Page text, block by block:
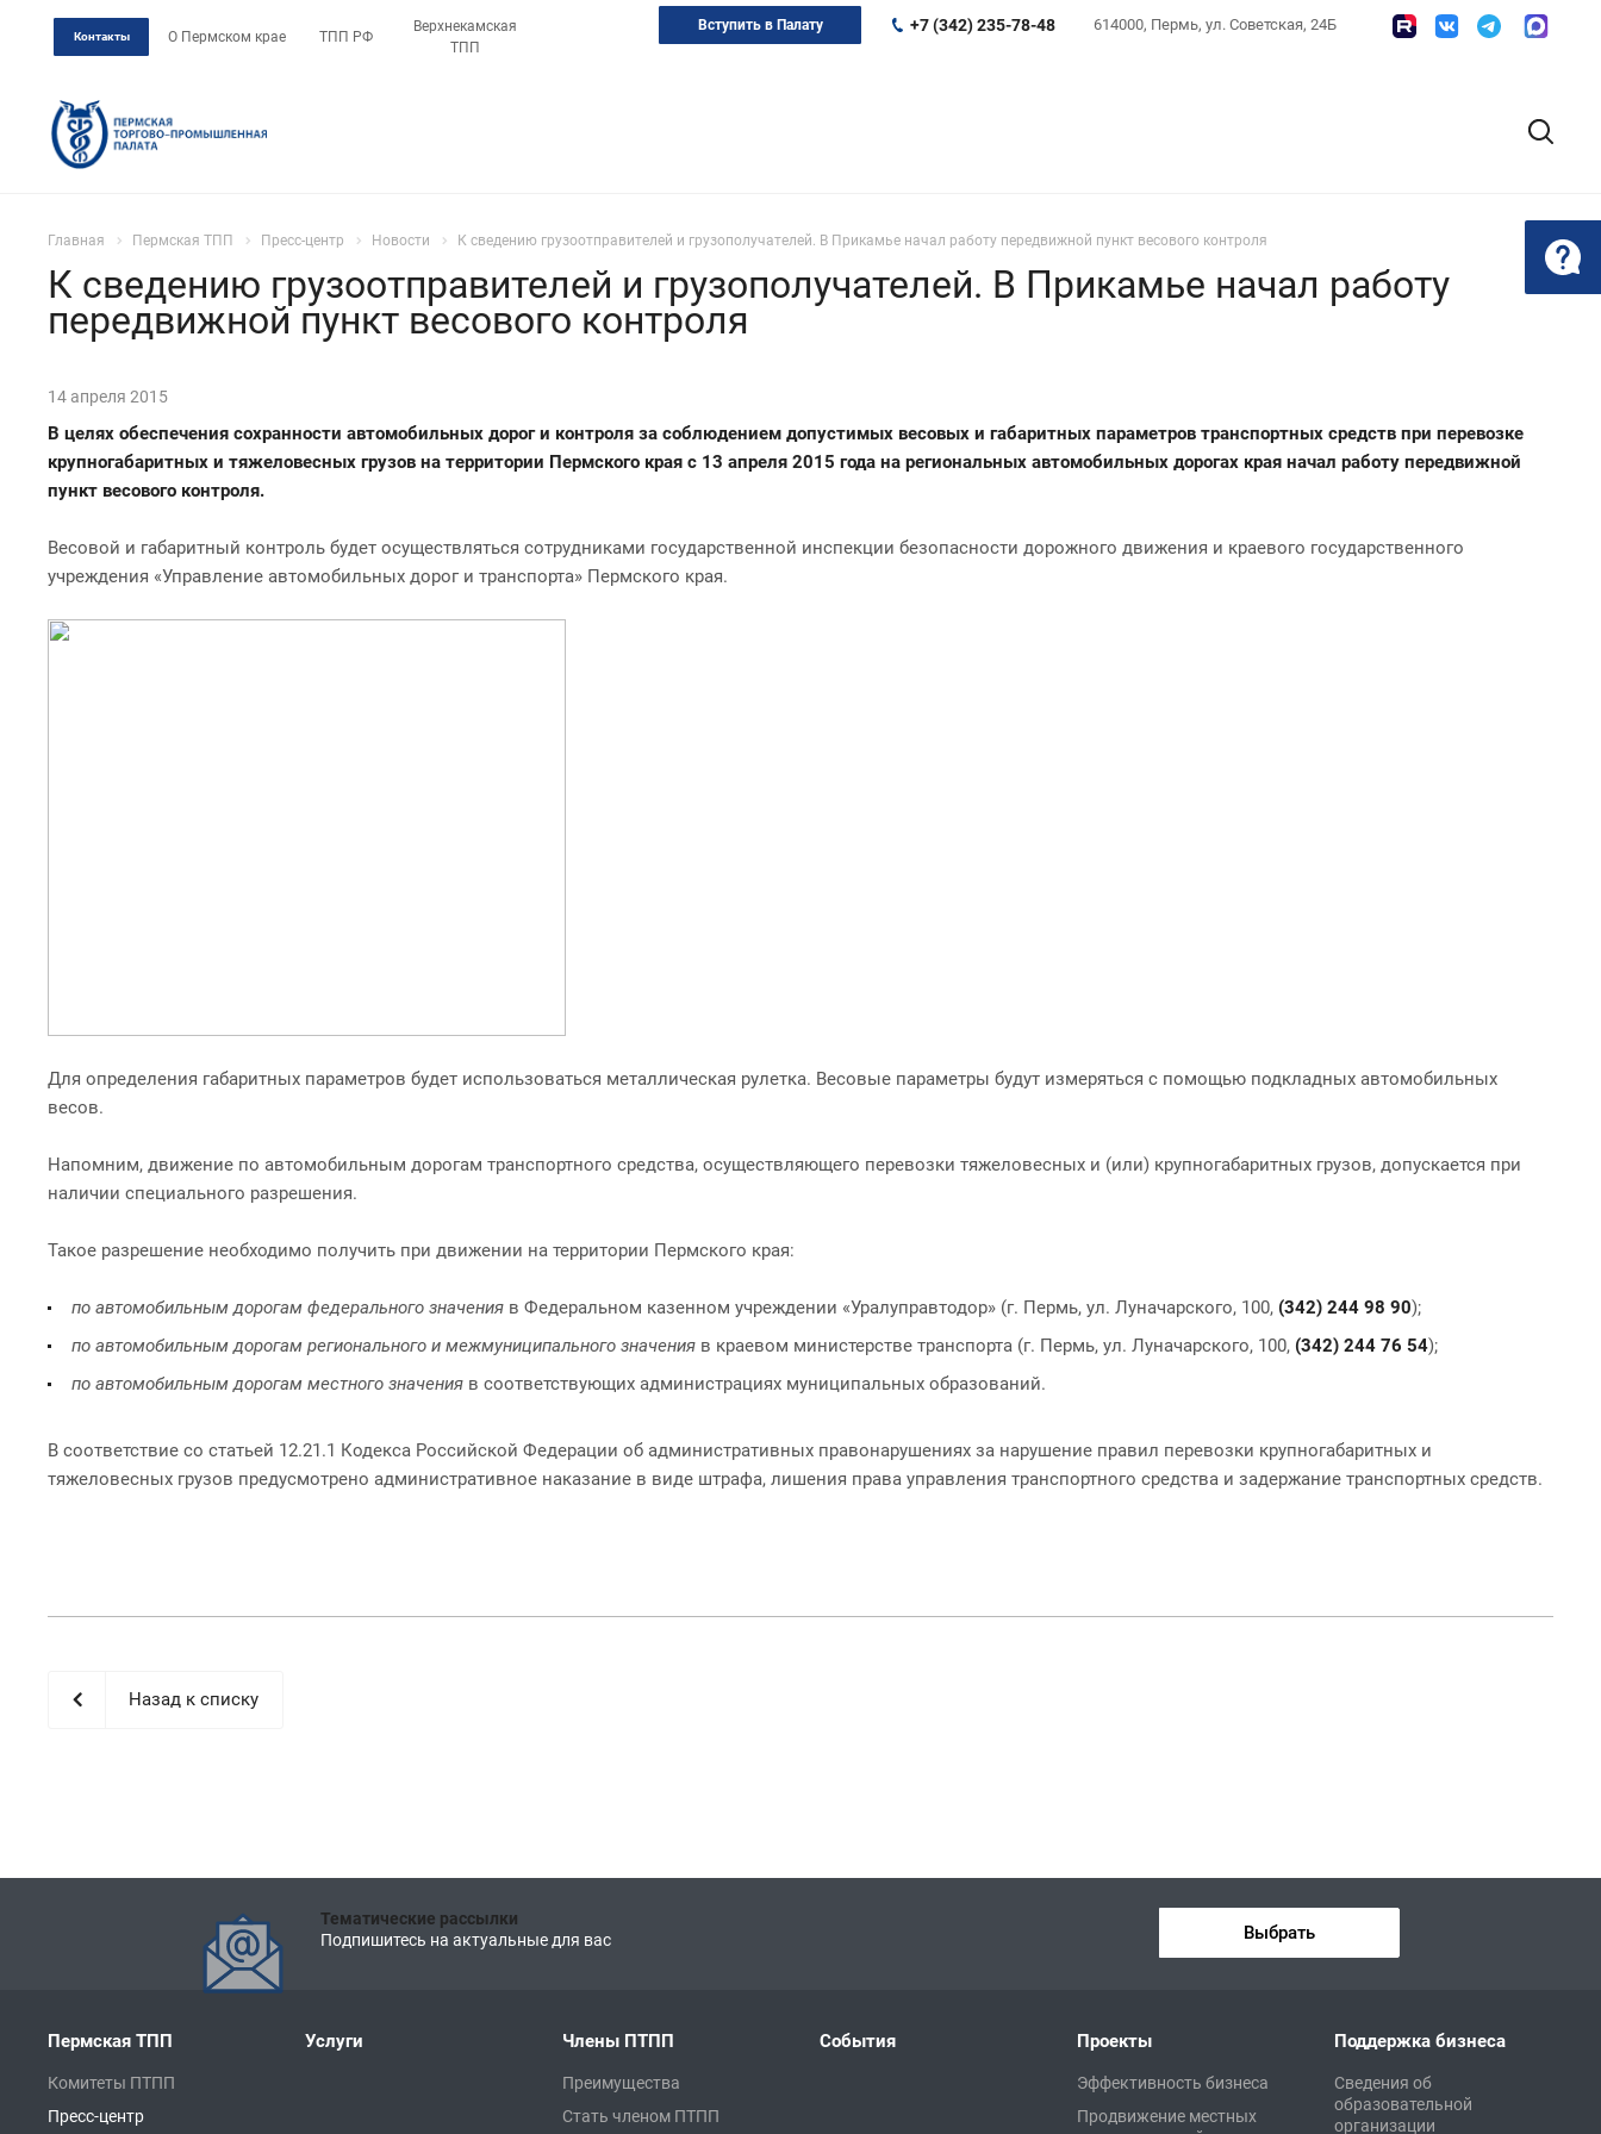
Контакты О Пермском крае ТПП РФ
Верхнекамская
ТПП
614000, Пермь, ул. Советская, 24Б
+7 (342) 235-78-48
Вступить в Палату
Главная Пермская ТПП Пресс-центр Новости К сведению грузоотправителей и грузополучателей. В Прикамье начал работу передвижной пункт весового контроля
К сведению грузоотправителей и грузополучателей. В Прикамье начал работу
передвижной пункт весового контроля
14 апреля 2015
В целях обеспечения сохранности автомобильных дорог и контроля за соблюдением допустимых весовых и габаритных параметров транспортных средств при перевозке
крупногабаритных и тяжеловесных грузов на территории Пермского края с 13 апреля 2015 года на региональных автомобильных дорогах края начал работу передвижной
пункт весового контроля.
Весовой и габаритный контроль будет осуществляться сотрудниками государственной инспекции безопасности дорожного движения и краевого государственного
учреждения «Управление автомобильных дорог и транспорта» Пермского края.
Для определения габаритных параметров будет использоваться металлическая рулетка. Весовые параметры будут измеряться с помощью подкладных автомобильных
весов.
Напомним, движение по автомобильным дорогам транспортного средства, осуществляющего перевозки тяжеловесных и (или) крупногабаритных грузов, допускается при
наличии специального разрешения.
Такое разрешение необходимо получить при движении на территории Пермского края:
по автомобильным дорогам федерального значения в Федеральном казенном учреждении «Уралуправтодор» (г. Пермь, ул. Луначарского, 100, (342) 244 98 90);
по автомобильным дорогам регионального и межмуниципального значения в краевом министерстве транспорта (г. Пермь, ул. Луначарского, 100, (342) 244 76 54);
по автомобильным дорогам местного значения в соответствующих администрациях муниципальных образований.
В соответствие со статьей 12.21.1 Кодекса Российской Федерации об административных правонарушениях за нарушение правил перевозки крупногабаритных и
тяжеловесных грузов предусмотрено административное наказание в виде штрафа, лишения права управления транспортного средства и задержание транспортных средств.
Назад к списку
Тематические рассылки
Подпишитесь на актуальные для вас
Выбрать
Пермская ТПП
Комитеты ПТПП
Пресс-центр
Услуги Члены ПТПП
Преимущества
Стать членом ПТПП
События Проекты
Эффективность бизнеса
Продвижение местных
Поддержка бизнеса
Сведения об
образовательной
организации